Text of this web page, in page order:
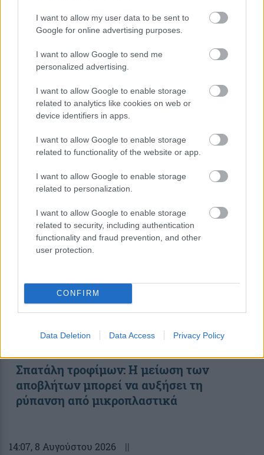
I want to allow my user data to be sent to
Google for online advertising purposes.
I want to allow Google to send me
personalized advertising.
I want to allow Google to enable storage
related to analytics like cookies on web or
device identifiers in apps.
I want to allow Google to enable storage
related to functionality of the website or app.
I want to allow Google to enable storage
related to personalization.
I want to allow Google to enable storage
related to security, including authentication
functionality and fraud prevention, and other
user protection.
CONFIRM
Data Deletion Data Access Privacy Policy
Νέα όρια στην αναζήτηση της
σκοτεινής ύλης από το XENONnT
περισσότερα
, 9 Αυγούστου 2026 ||
Σπατάλη τροφίμων: Η μείωση των
αποβλήτων μπορεί να αυξήσει τη
ρύπανση από μικροπλαστικά
14:07, 8 Αυγούστου 2026 ||